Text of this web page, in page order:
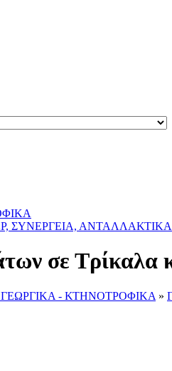
ΣΥΝΕΡΓΕΙΑ, ΑΝΤΑΛΛΑΚΤΙΚΑ
σε Τρίκαλα
- ΚΤΗΝΟΤΡΟΦΙΚΑ »